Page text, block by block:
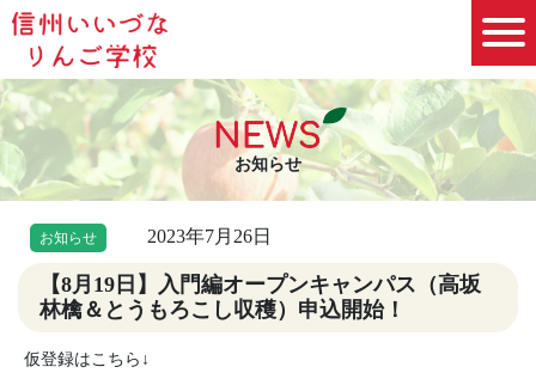
お知らせ
お知らせ 2023年7月26日
【8月19日】入門編オープンキャンパス（高坂
林檎＆とうもろこし収穫）申込開始！
仮登録はこちら↓